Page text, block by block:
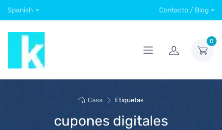
Spanish Contacto / Blog
0
Casa Etiquetas
cupones digitales